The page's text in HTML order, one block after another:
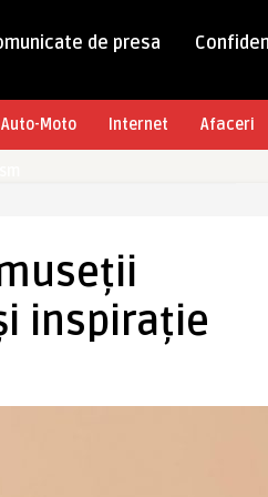
de presa
Auto-Moto Internet Afaceri
inspirație